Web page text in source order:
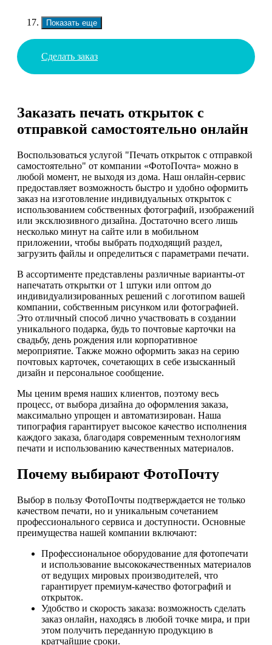
Показать еще
Сделать заказ
Заказать печать открыток с
отправкой самостоятельно онлайн
Воспользоваться услугой "Печать открыток с отправкой
самостоятельно" от компании «ФотоПочта» можно в
любой момент, не выходя из дома. Наш онлайн-сервис
предоставляет возможность быстро и удобно оформить
заказ на изготовление индивидуальных открыток с
использованием собственных фотографий, изображений
или эксклюзивного дизайна. Достаточно всего лишь
несколько минут на сайте или в мобильном
приложении, чтобы выбрать подходящий раздел,
загрузить файлы и определиться с параметрами печати.
В ассортименте представлены различные варианты-от
напечатать открытки от 1 штуки или оптом до
индивидуализированных решений с логотипом вашей
компании, собственным рисунком или фотографией.
Это отличный способ лично участвовать в создании
уникального подарка, будь то почтовые карточки на
свадьбу, день рождения или корпоративное
мероприятие. Также можно оформить заказ на серию
почтовых карточек, сочетающих в себе изысканный
дизайн и персональное сообщение.
Мы ценим время наших клиентов, поэтому весь
процесс, от выбора дизайна до оформления заказа,
максимально упрощен и автоматизирован. Наша
типография гарантирует высокое качество исполнения
каждого заказа, благодаря современным технологиям
печати и использованию качественных материалов.
Почему выбирают ФотоПочту
Выбор в пользу ФотоПочты подтверждается не только
качеством печати, но и уникальным сочетанием
профессионального сервиса и доступности. Основные
преимущества нашей компании включают:
Профессиональное оборудование для фотопечати
и использование высококачественных материалов
от ведущих мировых производителей, что
гарантирует премиум-качество фотографий и
открыток.
Удобство и скорость заказа: возможность сделать
заказ онлайн, находясь в любой точке мира, и при
этом получить переданную продукцию в
кратчайшие сроки.